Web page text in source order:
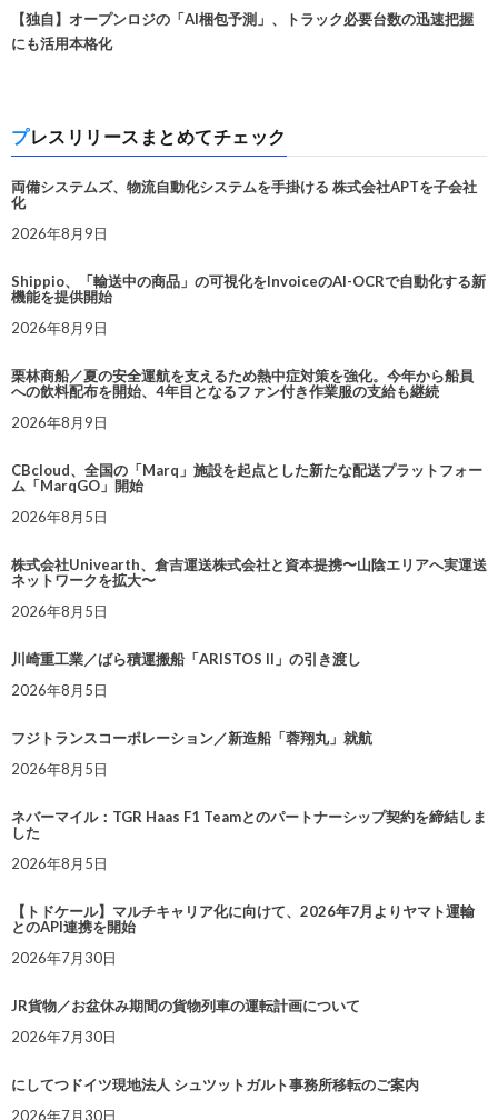
【独自】オープンロジの「AI梱包予測」、トラック必要台数の迅速把握
にも活用本格化
プレスリリースまとめてチェック
両備システムズ、物流自動化システムを手掛ける 株式会社APTを子会社
化
2026年8月9日
Shippio、「輸送中の商品」の可視化をInvoiceのAI-OCRで自動化する新
機能を提供開始
2026年8月9日
栗林商船／夏の安全運航を支えるため熱中症対策を強化。今年から船員
への飲料配布を開始、4年目となるファン付き作業服の支給も継続
2026年8月9日
CBcloud、全国の「Marq」施設を起点とした新たな配送プラットフォー
ム「MarqGO」開始
2026年8月5日
株式会社Univearth、倉吉運送株式会社と資本提携〜山陰エリアへ実運送
ネットワークを拡大〜
2026年8月5日
川崎重工業／ばら積運搬船「ARISTOS II」の引き渡し
2026年8月5日
フジトランスコーポレーション／新造船「蓉翔丸」就航
2026年8月5日
ネバーマイル：TGR Haas F1 Teamとのパートナーシップ契約を締結しま
した
2026年8月5日
【トドケール】マルチキャリア化に向けて、2026年7月よりヤマト運輸
とのAPI連携を開始
2026年7月30日
JR貨物／お盆休み期間の貨物列車の運転計画について
2026年7月30日
にしてつドイツ現地法人 シュツットガルト事務所移転のご案内
2026年7月30日